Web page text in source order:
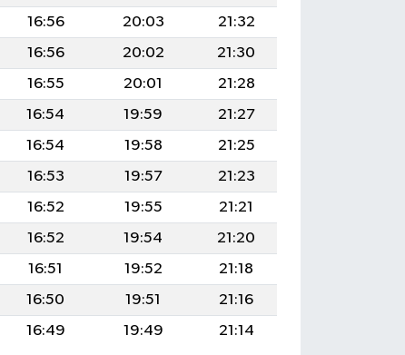
16:56 20:03
21:32
16:56 20:02
21:30
16:55 20:01
21:28
16:54 19:59
21:27
16:54 19:58
21:25
16:53 19:57
21:23
16:52 19:55
21:21
16:52 19:54
21:20
16:51 19:52
21:18
16:50 19:51
21:16
16:49 19:49 21:14